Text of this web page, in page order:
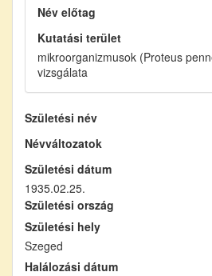
Név előtag
Kutatási terület
mikroorganizmusok (Proteus
vizsgálata
Születési név
Névváltozatok
Születési dátum
1935.02.25.
Születési ország
Születési hely
Szeged
Halálozási dátum